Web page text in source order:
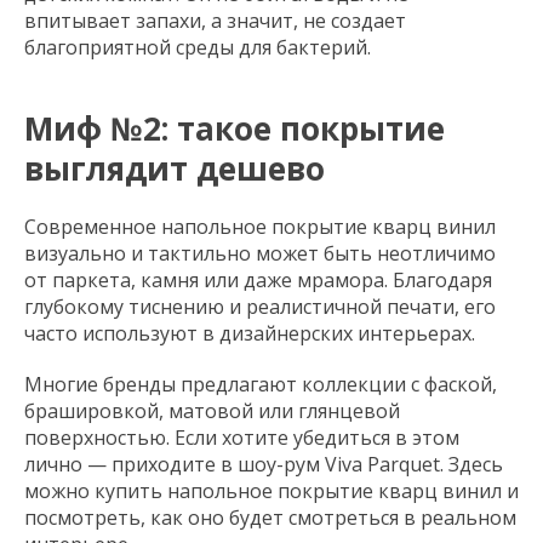
впитывает запахи, а значит, не создает
благоприятной среды для бактерий.
Миф №2: такое покрытие
выглядит дешево
Современное напольное покрытие кварц винил
визуально и тактильно может быть неотличимо
от паркета, камня или даже мрамора. Благодаря
глубокому тиснению и реалистичной печати, его
часто используют в дизайнерских интерьерах.
Многие бренды предлагают коллекции с фаской,
брашировкой, матовой или глянцевой
поверхностью. Если хотите убедиться в этом
лично — приходите в шоу-рум Viva Parquet. Здесь
можно купить напольное покрытие кварц винил и
посмотреть, как оно будет смотреться в реальном